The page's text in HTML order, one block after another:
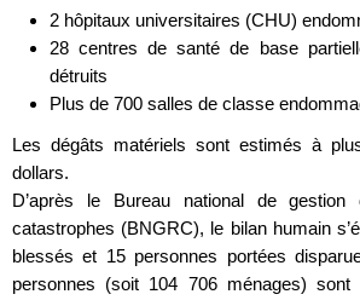
2 hôpitaux universitaires (CHU)
28 centres de santé de base
détruits
Plus de 700 salles de classe
Les dégâts matériels sont estimés à
dollars.
D’après le Bureau national de
catastrophes (BNGRC), le bilan humain
blessés et 15 personnes portées
personnes (soit 104 706 ménages)